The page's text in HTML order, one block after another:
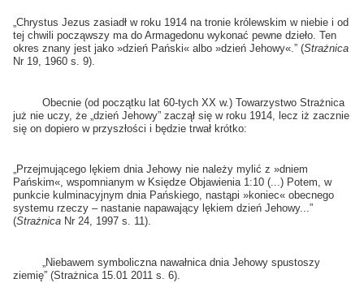
„Chrystus Jezus zasiadł w roku 1914 na tronie królewskim w niebie i od
tej chwili począwszy ma do Armagedonu wykonać pewne dzieło. Ten
okres znany jest jako »dzień Pański« albo »dzień Jehowy«.” (Strażnica
Nr 19, 1960 s. 9).
Obecnie (od początku lat 60-tych XX w.) Towarzystwo Strażnica
już nie uczy, że „dzień Jehowy” zaczął się w roku 1914, lecz iż zacznie
się on dopiero w przyszłości i będzie trwał krótko:
„Przejmującego lękiem dnia Jehowy nie należy mylić z »dniem
Pańskim«, wspomnianym w Księdze Objawienia 1:10 (...) Potem, w
punkcie kulminacyjnym dnia Pańskiego, nastąpi »koniec« obecnego
systemu rzeczy – nastanie napawający lękiem dzień Jehowy...”
(Strażnica Nr 24, 1997 s. 11).
„Niebawem symboliczna nawałnica dnia Jehowy spustoszy
ziemię” (Strażnica 15.01 2011 s. 6).